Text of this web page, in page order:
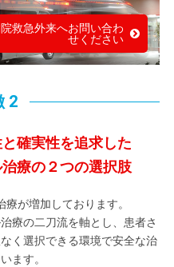
救急外来へお問い合わ
せください
2
確実性を追求した
療の２つの選択肢
が増加しております。
療の二刀流を軸とし、患者さ
く選択できる環境で安全な治
ます。